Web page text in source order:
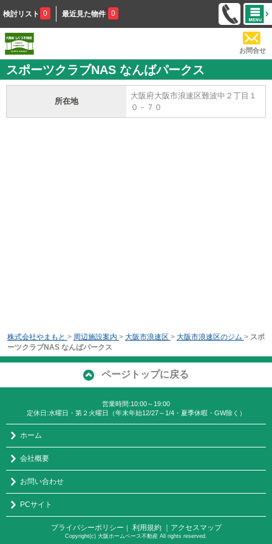
検討リスト 0 最近見た物件 0
お問合せ
スポーツクラブNAS なんばパークス
所在地
大阪府大阪市浪速区難波中２丁目１
０－７０
株式会社やまもと > 周辺施設案内 > 大阪市浪速区 > 大阪市浪速区のジム > スポ
ーツクラブNAS なんばパークス
ページトップに戻る
営業時間:10:00～19:00
定休日:水曜日・第２火曜日（年末年始12/27～1/4・夏季休暇・GW除く）
ホーム
会社概要
お問い合わせ
PCサイト
プライバシーポリシー ｜ 利用規約 ｜アクセスマップ
Copyright(c) 大阪ホームベース不動産 All rights reserved.